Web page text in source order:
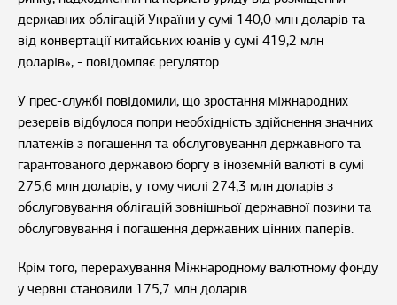
державних облігацій України у сумі 140,0 млн доларів та
від конвертації китайських юанів у сумі 419,2 млн
доларів», - повідомляє регулятор.
У прес-службі повідомили, що зростання міжнародних
резервів відбулося попри необхідність здійснення значних
платежів з погашення та обслуговування державного та
гарантованого державою боргу в іноземній валюті в сумі
275,6 млн доларів, у тому числі 274,3 млн доларів з
обслуговування облігацій зовнішньої державної позики та
обслуговування і погашення державних цінних паперів.
Крім того, перерахування Міжнародному валютному фонду
у червні становили 175,7 млн доларів.